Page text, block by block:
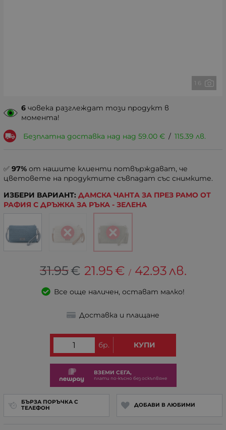
1 6
6 човека разглеждат този продукт в
момента!
Безплатна доставка над над 59.00 € / 115.39 лв.
✅ 97% от нашите клиенти потвърждават, че
цветовете на продуктите съвпадат със снимките.
ИЗБЕРИ ВАРИАНТ: ДАМСКА ЧАНТА ЗА ПРЕЗ РАМО ОТ
РАФИЯ С ДРЪЖКА ЗА РЪКА - ЗЕЛЕНА
31.95€ 21.95€ / 42.93лв.
Все още наличен, остават малко!
Доставка и плащане
бр. КУПИ
ВЗЕМИ СЕГА,
плати по-късно без оскъпвяне
БЪРЗА ПОРЪЧКА С
ТЕЛЕФОН
ДОБАВИ В ЛЮБИМИ